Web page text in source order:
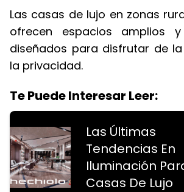
Las casas de lujo en zonas
ofrecen espacios amplios y
diseñados para disfrutar de
la privacidad.
Te Puede Interesar Leer:
Las Últimas
Tendencias En
Iluminación
Casas De Lujo